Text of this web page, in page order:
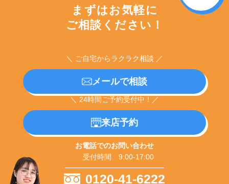
まずはお気軽に
ご相談ください！
＼ ご自宅からラクラク相談 ／
メールで相談
＼ 24時間ご予約受付中！／
来店予約
お電話でのお問い合わせ
受付時間 9:00-17:00
0120-41-6222